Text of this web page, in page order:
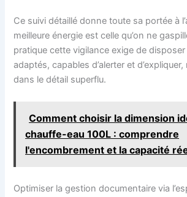
Ce suivi détaillé donne toute sa portée à
meilleure énergie est celle qu’on ne
pratique cette vigilance exige de disposer
adaptés, capables d’alerter et
dans le détail superflu.
Comment choisir la dimension
chauffe-eau 100L : comprendre
l'encombrement et la capacité
Optimiser la gestion documentaire via